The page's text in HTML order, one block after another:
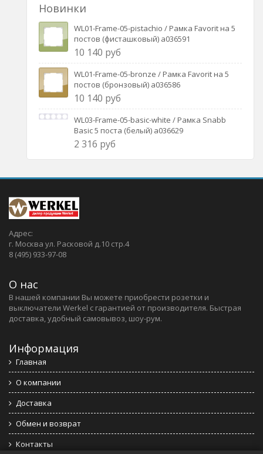
Новинки
WL01-Frame-05-pistachio / Рамка Favorit на 5
постов (фисташковый) a036591
10 140 руб
WL01-Frame-05-bronze / Рамка Favorit на 5
постов (бронзовый) a036586
10 140 руб
WL03-Frame-05-basic-white / Рамка Snabb
Basic 5 поста (белый) a036629
2 316 руб
Адрес:
г. Москва ул. Расковой д.10 стр.4
8 (495) 933-97-08
О нас
В нашей компании Вы можете приобрести розетки и
выключатели Werkel c гарантией от производителя. Быстрая
доставка, удобный самовывоз, шоу-рум.
Информация
Главная
О компании
Доставка
Обмен и возврат
Контакты